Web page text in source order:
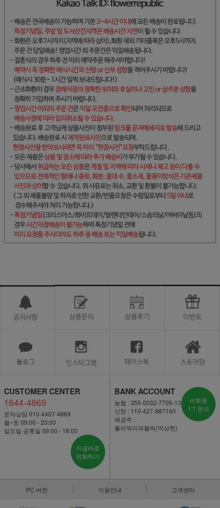
CUSTOMER CENTER
1644-4869
문자상담 010-4407-4869
월~토 09:00 - 20:00
일요일·공휴일 09:00 - 18:00
지금바로
전화하기
BANK ACCOUNT
농협 : 355-0032-7705-13
신한 : 110-427-887160
예금주 :
플라워리퍼블릭(박상현)
비회원
1:1 문의
PC 버전 이용안내 고객센터